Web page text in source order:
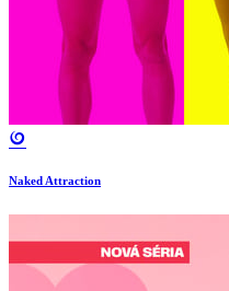
Naked Attraction